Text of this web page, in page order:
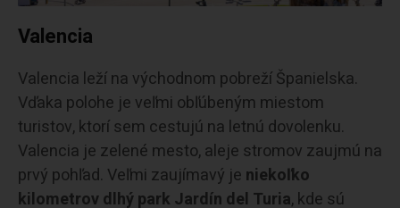
Valencia
Valencia leží na východnom pobreží Španielska.
Vďaka polohe je veľmi obľúbeným miestom
turistov, ktorí sem cestujú na letnú dovolenku.
Valencia je zelené mesto, aleje stromov zaujmú na
prvý pohľad. Veľmi zaujímavý je niekoľko
kilometrov dlhý park Jardín del Turia, kde sú